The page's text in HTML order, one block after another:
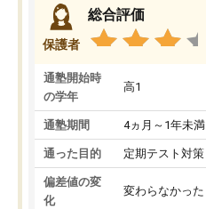
保護者
総合評価
通塾開始時
の学年
高1
通塾期間 4ヵ月～1年未満
通った目的 定期テスト対策
偏差値の変
化
変わらなかった